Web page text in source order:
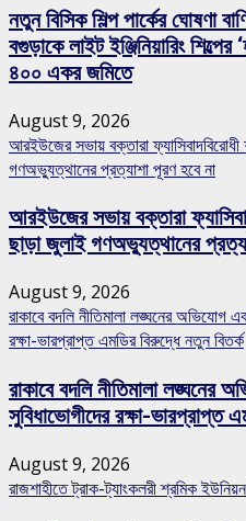
নতুন বিসিক শিল্প পার্কের ঘোষণা
বগুড়াকে লাইট ইঞ্জিনিয়ারিং
৪০০ একর জমিতে
August 9, 2026
আরইউজের সভায় বক্তারা
গণঅভ্যুত্থানের প্রত্যাশা পূরণ হবে না
আরইউজের সভায় বক্তারা
ছাড়া জুলাই গণঅভ্যুত্থানের
August 9, 2026
রাকাবে বদলি নীতিমালা লঙ্ঘনের অভিযোগ
রক্ষা-ভারপ্রাপ্ত এমডির বিরুদ্ধে নতুন বিতর্ক
রাকাবে বদলি নীতিমালা লঙ্ঘনের
সুবিধাভোগীদের রক্ষা-ভারপ্রাপ্ত
August 9, 2026
রাজশাহীতে ট্রাক-ট্যাংকলরী শ্রমিক ইউনিয়ন